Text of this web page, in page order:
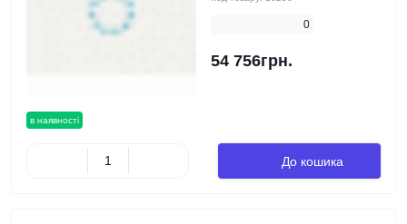
в наявності
0
54 756грн.
До кошика